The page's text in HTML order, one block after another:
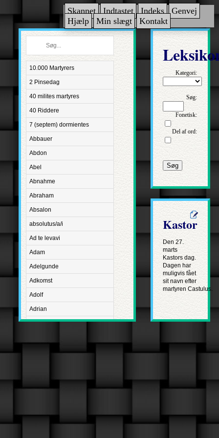
Skannet Indtastet Indeks
Genvej
Hjælp
Min slægt Kontakt
10.000 Martyrers
2 Pinsedag
40 milites martyres
40 Riddere
7 (septem) dormientes
Abbauer
Abdon
Abel
Abnahme
Abraham
Absalon
absolutus/a/i
Ad te levavi
Adam
Adelgunde
Adkomst
Adolf
Adrian
Advent
Aetatis suae
Agapetus
Kategori:
Søg:
Fonetisk:
Del af ord:
Søg
Kastor
Den 27.
marts
Kastors dag.
Dagen har
muligvis fået
sit navn efter
martyren Castulus.